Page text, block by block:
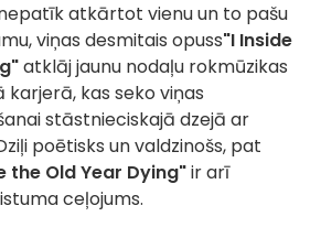
atkārtot vienu un to pašu
viņas desmitais opuss"I Inside
atklāj jaunu nodaļu rokmūzikas
karjerā, kas seko viņas
stāstnieciskajā dzejā ar
poētisks un valdzinošs, pat
the Old Year Dying"ir arī
ceļojums.